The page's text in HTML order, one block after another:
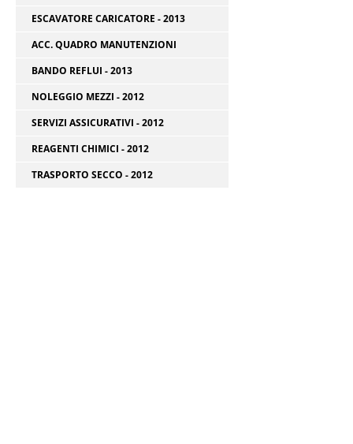
ESCAVATORE CARICATORE - 2013
ACC. QUADRO MANUTENZIONI
BANDO REFLUI - 2013
NOLEGGIO MEZZI - 2012
SERVIZI ASSICURATIVI - 2012
REAGENTI CHIMICI - 2012
TRASPORTO SECCO - 2012